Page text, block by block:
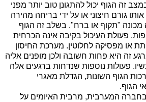
זה הגוף יכול להתגונן טוב יותר מפני
אותו גורם חיצוני או על ידי בריחה מהירה
מכונה "תקוף או ברח". בשלב זה הגוף
פעולת העיכול בקיבה אינה הכרחית
או מפסיקה לחלוטין. מערכת החיסון
זה היא פחות חשובה ולכן מופנים אליה
פעולות נוספות שנדחות ברגעים אלה
הגוף השונות, הגדלת מאגרי
הגוף.
בחברה המערבית, מרבית האיומים על